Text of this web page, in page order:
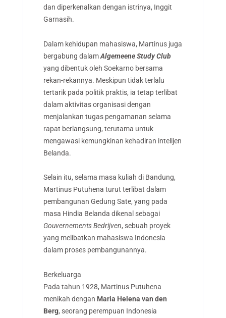
dan diperkenalkan dengan istrinya, Inggit
Garnasih.
Dalam kehidupan mahasiswa, Martinus juga
bergabung dalamAlgemeene Study Club
yang dibentuk oleh Soekarno bersama
rekan-rekannya. Meskipun tidak terlalu
tertarik pada politik praktis, ia tetap terlibat
dalam aktivitas organisasi dengan
menjalankan tugas pengamanan selama
rapat berlangsung, terutama untuk
mengawasi kemungkinan kehadiran intelijen
Belanda.
Selain itu, selama masa kuliah di Bandung,
Martinus Putuhena turut terlibat dalam
pembangunan Gedung Sate, yang pada
masa Hindia Belanda dikenal sebagai
Gouvernements Bedrijven, sebuah proyek
yang melibatkan mahasiswa Indonesia
dalam proses pembangunannya.
Berkeluarga
Pada tahun 1928, Martinus Putuhena
menikah dengan Maria Helena van den
Berg, seorang perempuan Indonesia